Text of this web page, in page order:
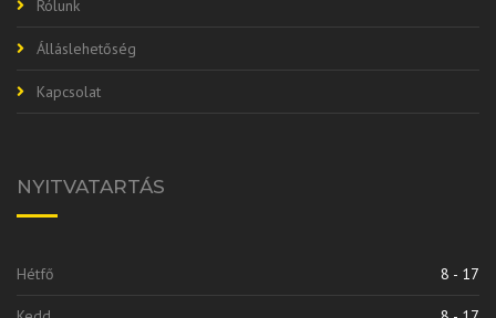
Rólunk
Álláslehetőség
Kapcsolat
NYITVATARTÁS
Hétfő 8 - 17